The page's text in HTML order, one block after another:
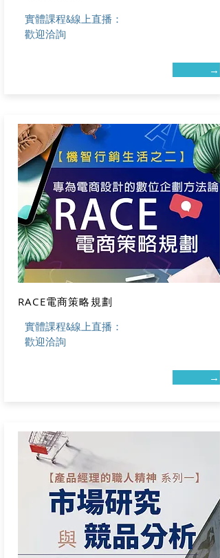
實體課程&線上直播：
歡迎洽詢
→
RACE電商策略規劃
實體課程&線上直播：
歡迎洽詢
→